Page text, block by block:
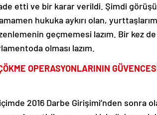
etti ve bir karar verildi. Şimdi
hukuka aykırı olan,
geçmemesi lazım. Bir kez
olması lazım.
OPERASYONLARININ
2016 Darbe Girişimi’nden sonra